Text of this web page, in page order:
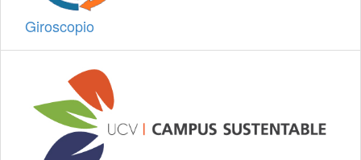
Giroscopio